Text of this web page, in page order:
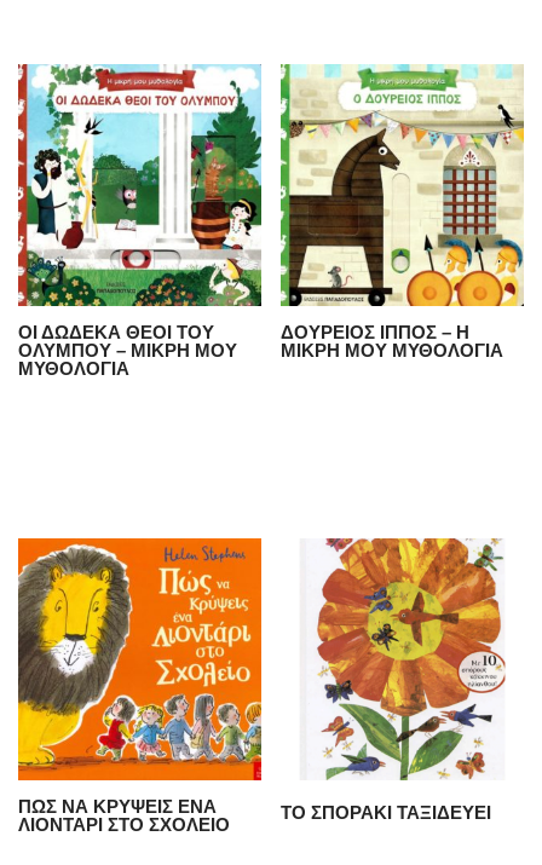
ΟΙ ΔΩΔΕΚΑ ΘΕΟΙ ΤΟΥ
ΟΛΥΜΠΟΥ – ΜΙΚΡΗ ΜΟΥ
ΜΥΘΟΛΟΓΙΑ
ΔΟΥΡΕΙΟΣ ΙΠΠΟΣ – Η
ΜΙΚΡΗ ΜΟΥ ΜΥΘΟΛΟΓΙΑ
ΠΩΣ ΝΑ ΚΡΥΨΕΙΣ ΕΝΑ
ΛΙΟΝΤΑΡΙ ΣΤΟ ΣΧΟΛΕΙΟ
ΤΟ ΣΠΟΡΑΚΙ ΤΑΞΙΔΕΥΕΙ